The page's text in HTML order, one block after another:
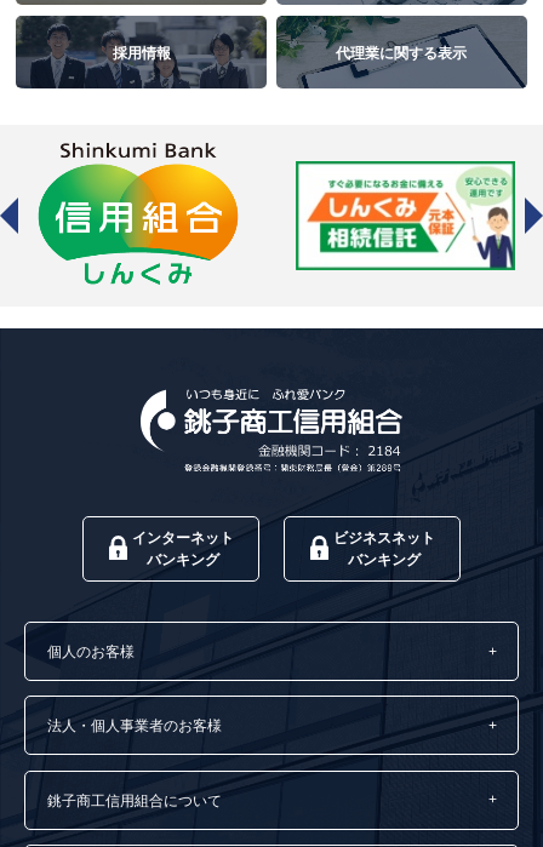
採用情報 代理業に関する表示
インターネット
バンキング
ビジネスネット
バンキング
個人のお客様
法人・個人事業者のお客様
銚子商工信用組合について